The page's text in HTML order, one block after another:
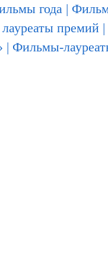
года |
премий |
| Фильмы-